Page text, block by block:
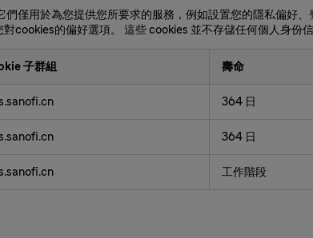
僅用於為您提供您所要求的服務，例如設置您的隱私偏好
cookies的偏好選項。 這些 cookies 並不存儲任何個人身份
子群組 壽命
364 日
364 日
工作階段